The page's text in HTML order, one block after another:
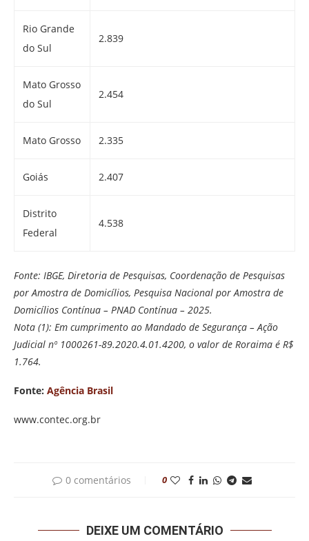
Rio Grande
do Sul
2.839
Mato Grosso
do Sul
2.454
Mato Grosso 2.335
Goiás 2.407
Distrito
Federal
4.538
Fonte: IBGE, Diretoria de Pesquisas, Coordenação de Pesquisas
por Amostra de Domicílios, Pesquisa Nacional por Amostra de
Domicílios Contínua – PNAD Contínua – 2025.
Nota (1): Em cumprimento ao Mandado de Segurança – Ação
Judicial nº 1000261-89.2020.4.01.4200, o valor de Roraima é R$
1.764.
Fonte: Agência Brasil
www.contec.org.br
0 comentários 0
DEIXE UM COMENTÁRIO